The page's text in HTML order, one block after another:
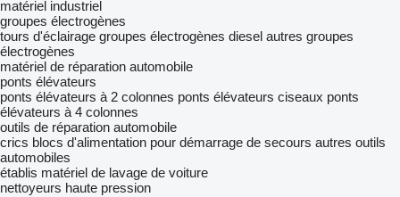
matériel industriel
groupes électrogènes
tours d'éclairage groupes électrogènes diesel autres groupes
électrogènes
matériel de réparation automobile
ponts élévateurs
ponts élévateurs à 2 colonnes ponts élévateurs ciseaux ponts
élévateurs à 4 colonnes
outils de réparation automobile
crics blocs d'alimentation pour démarrage de secours autres outils
automobiles
établis matériel de lavage de voiture
nettoyeurs haute pression